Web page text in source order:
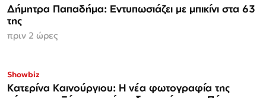
Δήμητρα Παπαδήμα: Εντυπωσιάζει με μπικίνι στα 63
της
πριν 2 ώρες
Showbiz
Κατερίνα Καινούργιου: Η νέα φωτογραφία της